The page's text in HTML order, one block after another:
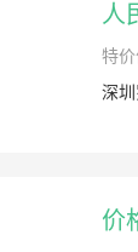
人
特
深
价